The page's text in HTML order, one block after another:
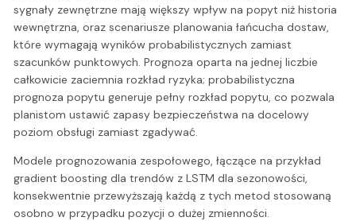
sygnały zewnętrzne mają większy wpływ na popyt niż historia
wewnętrzna, oraz scenariusze planowania łańcucha dostaw,
które wymagają wyników probabilistycznych zamiast
szacunków punktowych. Prognoza oparta na jednej liczbie
całkowicie zaciemnia rozkład ryzyka; probabilistyczna
prognoza popytu generuje pełny rozkład popytu, co pozwala
planistom ustawić zapasy bezpieczeństwa na docelowy
poziom obsługi zamiast zgadywać.
Modele prognozowania zespołowego, łączące na przykład
gradient boosting dla trendów z LSTM dla sezonowości,
konsekwentnie przewyższają każdą z tych metod stosowaną
osobno w przypadku pozycji o dużej zmienności.